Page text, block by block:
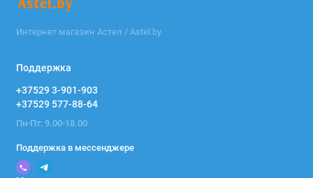
Интернет магазин Астел / Astel.by
Поддержка
+37529 3-901-903
+37529 577-88-64
Пн-Пт: 9.00-18.00
Поддержка в мессенджере